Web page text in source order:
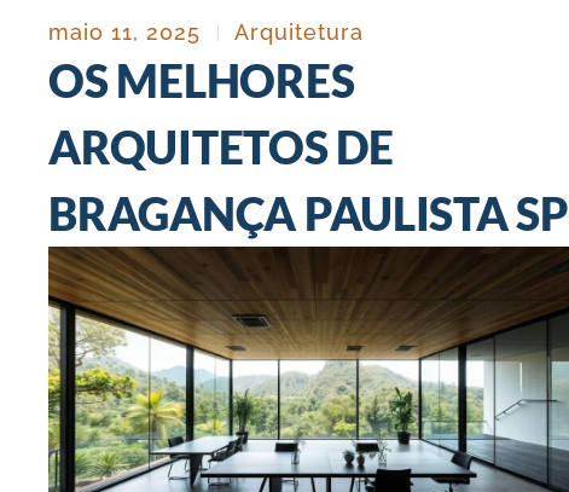
maio 11, 2025 Arquitetura
OS MELHORES
ARQUITETOS DE
BRAGANÇA PAULISTA SP